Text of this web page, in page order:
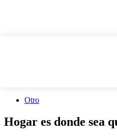
Otro
Hogar es donde sea